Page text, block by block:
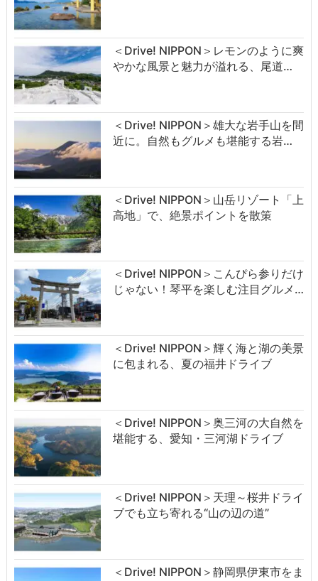
＜Drive! NIPPON＞レモンのように爽
やかな風景と魅力が溢れる、尾道…
＜Drive! NIPPON＞雄大な岩手山を間
近に。自然もグルメも堪能する岩…
＜Drive! NIPPON＞山岳リゾート「上
高地」で、絶景ポイントを散策
＜Drive! NIPPON＞こんぴら参りだけ
じゃない！琴平を楽しむ注目グルメ…
＜Drive! NIPPON＞輝く海と湖の美景
に包まれる、夏の福井ドライブ
＜Drive! NIPPON＞奥三河の大自然を
堪能する、愛知・三河湖ドライブ
＜Drive! NIPPON＞天理～桜井ドライ
ブでも立ち寄れる“山の辺の道”
＜Drive! NIPPON＞静岡県伊東市をま